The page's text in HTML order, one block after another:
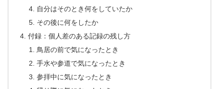
自分はそのとき何をしていたか
その後に何をしたか
付録：個人差のある記録の残し方
鳥居の前で気になったとき
手水や参道で気になったとき
参拝中に気になったとき